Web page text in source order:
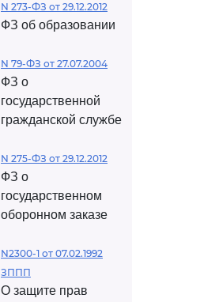
N 273-ФЗ от 29.12.2012
ФЗ об образовании
N 79-ФЗ от 27.07.2004
ФЗ о
государственной
гражданской службе
N 275-ФЗ от 29.12.2012
ФЗ о
государственном
оборонном заказе
N2300-1 от 07.02.1992
ЗППП
О защите прав